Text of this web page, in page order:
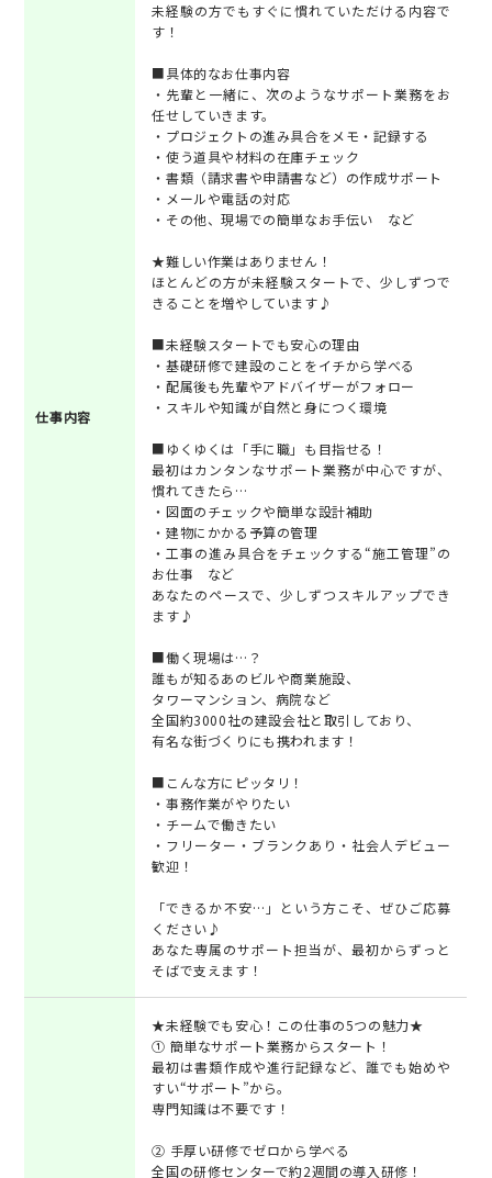
仕事内容
未経験の方でもすぐに慣れていただける内容で
す！
■具体的なお仕事内容
・先輩と一緒に、次のようなサポート業務をお
任せしていきます。
・プロジェクトの進み具合をメモ・記録する
・使う道具や材料の在庫チェック
・書類（請求書や申請書など）の作成サポート
・メールや電話の対応
・その他、現場での簡単なお手伝い など
★難しい作業はありません！
ほとんどの方が未経験スタートで、少しずつで
きることを増やしています♪
■未経験スタートでも安心の理由
・基礎研修で建設のことをイチから学べる
・配属後も先輩やアドバイザーがフォロー
・スキルや知識が自然と身につく環境
■ゆくゆくは「手に職」も目指せる！
最初はカンタンなサポート業務が中心ですが、
慣れてきたら…
・図面のチェックや簡単な設計補助
・建物にかかる予算の管理
・工事の進み具合をチェックする“施工管理”の
お仕事 など
あなたのペースで、少しずつスキルアップでき
ます♪
■働く現場は…？
誰もが知るあのビルや商業施設、
タワーマンション、病院など
全国約3000社の建設会社と取引しており、
有名な街づくりにも携われます！
■こんな方にピッタリ！
・事務作業がやりたい
・チームで働きたい
・フリーター・ブランクあり・社会人デビュー
歓迎！
「できるか不安…」という方こそ、ぜひご応募
ください♪
あなた専属のサポート担当が、最初からずっと
そばで支えます！
★未経験でも安心！この仕事の5つの魅力★
① 簡単なサポート業務からスタート！
最初は書類作成や進行記録など、誰でも始めや
すい“サポート”から。
専門知識は不要です！
② 手厚い研修でゼロから学べる
全国の研修センターで約2週間の導入研修！